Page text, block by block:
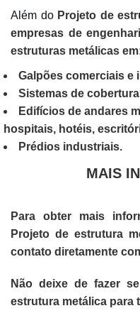
Além do Projeto de
empresas de
estruturas metálicas
Galpões comerciais e
Sistemas de
Edifícios de andares
hospitais, hotéis,
Prédios industriais.
MAIS
Para obter mais
Projeto de estrutura
contato diretamente
Não deixe de fazer
estrutura metálica para